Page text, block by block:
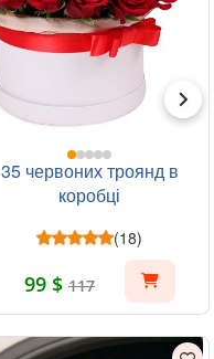
35 червоних троянд в
коробці
(18)
99 $ 117